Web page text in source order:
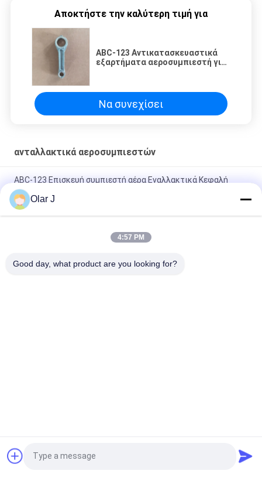
Αποκτήστε την καλύτερη τιμή για
ABC-123 Αντικατασκευαστικά
εξαρτήματα αεροσυμπιεστή για
Να συνεχίσει
ανταλλακτικά αεροσυμπιεστών
ABC-123 Επισκευή συμπιεστή αέρα Εναλλακτικά Κεφαλή
κυλίνδρου
Ανταλλακτικά 220V συμπυκνωτή αέρα 8200848916 Κεφαλή
βαρέων εξοπλισμού
Αυτόματη
Κονσερβοποιώντας Αίτηση κράτησης
Olar J
4:57 PM
Good day, what product are you looking for?